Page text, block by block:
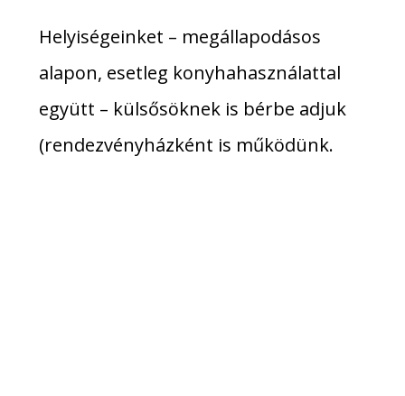
Helyiségeinket – megállapodásos
alapon, esetleg konyhahasználattal
együtt – külsősöknek is bérbe adjuk
(rendezvényházként is működünk.